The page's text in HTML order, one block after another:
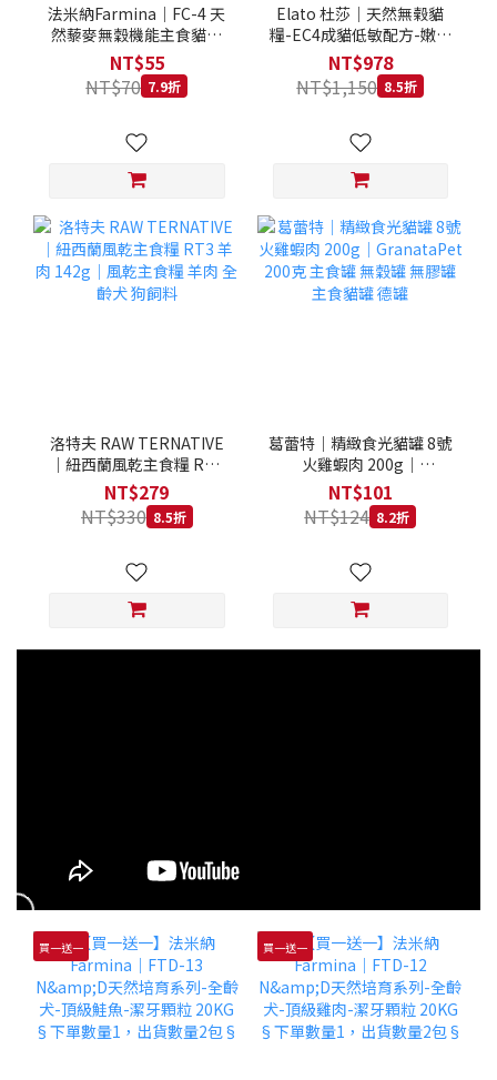
法米納Farmina｜FC-4 天
然藜麥無穀機能主食貓罐
FC-4061 體重管理 羊肉蘆
筍 80G
NT$55
NT$70 7.9折
Elato 杜莎｜天然無榖貓
糧-EC4成貓低敏配方-嫩羊
野鹿 1.5kg｜杜莎 天然無
榖貓糧系列 貓糧
NT$978
NT$1,150 8.5折
洛特夫 RAW TERNATIVE
｜紐西蘭風乾主食糧 RT3
羊肉 142g｜風乾主食糧 羊
肉 全齡犬 狗飼料
NT$279
NT$330 8.5折
葛蕾特｜精緻食光貓罐 8號
火雞蝦肉 200g｜
GranataPet 200克 主食罐
無穀罐 無膠罐 主食貓罐 德
罐
NT$101
NT$124 8.2折
買一送一 買一送一